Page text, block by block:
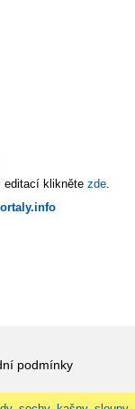
editací klikněte zde
podmínky